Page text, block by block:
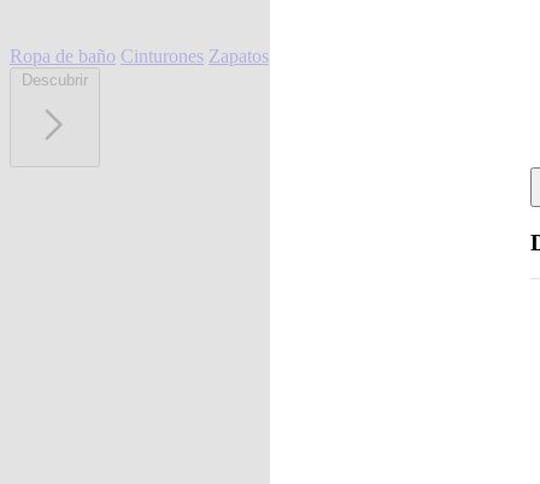
Ropa de baño Cinturones Zapatos
Descubrir